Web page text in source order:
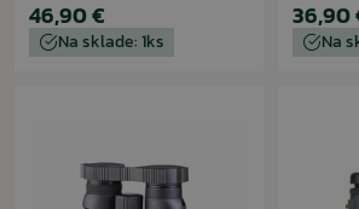
46,90 €
Na sklade: 1ks
36,90
Na